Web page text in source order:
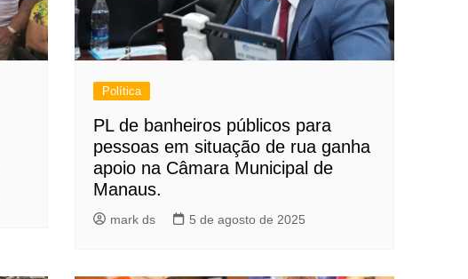
Política
PL de banheiros públicos para
pessoas em situação de rua ganha
apoio na Câmara Municipal de
Manaus.
mark ds 5 de agosto de 2025